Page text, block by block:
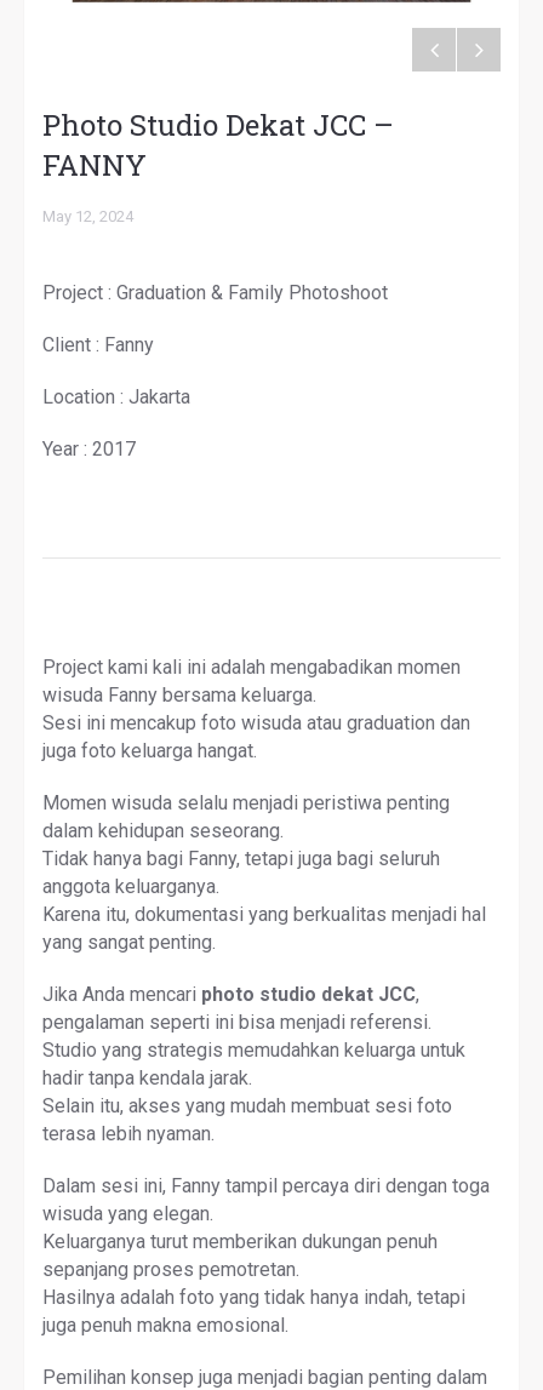
Photo Studio Dekat JCC –
FANNY
May 12, 2024
Project : Graduation & Family Photoshoot
Client : Fanny
Location : Jakarta
Year : 2017
Project kami kali ini adalah mengabadikan momen
wisuda Fanny bersama keluarga.
Sesi ini mencakup foto wisuda atau graduation dan
juga foto keluarga hangat.
Momen wisuda selalu menjadi peristiwa penting
dalam kehidupan seseorang.
Tidak hanya bagi Fanny, tetapi juga bagi seluruh
anggota keluarganya.
Karena itu, dokumentasi yang berkualitas menjadi hal
yang sangat penting.
Jika Anda mencari photo studio dekat JCC,
pengalaman seperti ini bisa menjadi referensi.
Studio yang strategis memudahkan keluarga untuk
hadir tanpa kendala jarak.
Selain itu, akses yang mudah membuat sesi foto
terasa lebih nyaman.
Dalam sesi ini, Fanny tampil percaya diri dengan toga
wisuda yang elegan.
Keluarganya turut memberikan dukungan penuh
sepanjang proses pemotretan.
Hasilnya adalah foto yang tidak hanya indah, tetapi
juga penuh makna emosional.
Pemilihan konsep juga menjadi bagian penting dalam